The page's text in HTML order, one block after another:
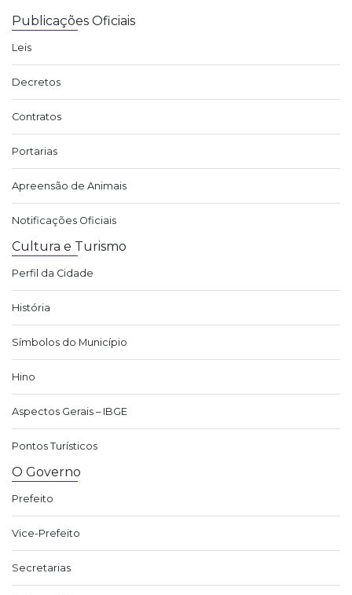
Publicações Oficiais
Leis
Decretos
Contratos
Portarias
Apreensão de Animais
Notificações Oficiais
Cultura e Turismo
Perfil da Cidade
História
Símbolos do Município
Hino
Aspectos Gerais – IBGE
Pontos Turísticos
O Governo
Prefeito
Vice-Prefeito
Secretarias